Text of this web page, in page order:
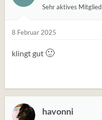
n
e
n
:
Sehr aktives Mitglied
8 Februar 2025
klingt gut 🙂
havonni